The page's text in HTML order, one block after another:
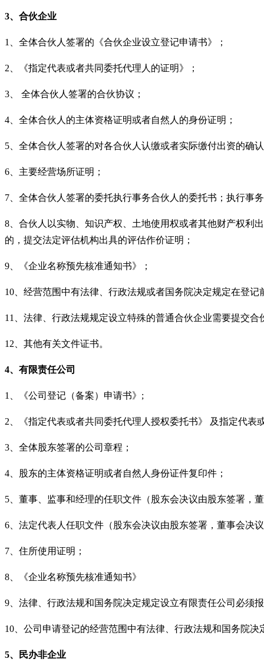
3、合伙企业
1、全体合伙人签署的《合伙企业设立登记申请书》；
2、《指定代表或者共同委托代理人的证明》；
3、 全体合伙人签署的合伙协议；
4、全体合伙人的主体资格证明或者自然人的身份证明；
5、全体合伙人签署的对各合伙人认缴或者实际缴付出资的确
6、主要经营场所证明；
7、全体合伙人签署的委托执行事务合伙人的委托书；执行事
8、合伙人以实物、知识产权、土地使用权或者其他财产权利
的，提交法定评估机构出具的评估作价证明；
9、《企业名称预先核准通知书》；
10、经营范围中有法律、行政法规或者国务院决定规定在登
11、法律、行政法规规定设立特殊的普通合伙企业需要提交
12、其他有关文件证书。
4、有限责任公司
1、《公司登记（备案）申请书》;
2、《指定代表或者共同委托代理人授权委托书》 及指定代表
3、全体股东签署的公司章程；
4、股东的主体资格证明或者自然人身份证件复印件；
5、董事、监事和经理的任职文件（股东会决议由股东签署，
6、法定代表人任职文件（股东会决议由股东签署，董事会决
7、住所使用证明；
8、《企业名称预先核准通知书》
9、法律、行政法规和国务院决定规定设立有限责任公司必须
10、公司申请登记的经营范围中有法律、行政法规和国务院
5、民办非企业